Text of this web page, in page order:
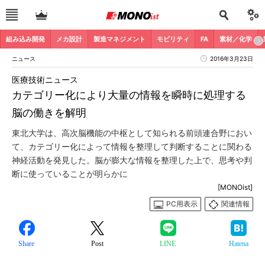
組み込み開発 メカ設計 製造マネジメント モビリティ FA 素材／化学
ニュース 2016年3月23日
カテゴリー化により大量の情報を瞬時に処理する
脳の働きを解明
医療技術ニュース
東北大学は、高次脳機能の中枢として知られる前頭連合野におい
て、カテゴリー化によって情報を整理して判断することに関わる
神経活動を発見した。脳が膨大な情報を整理した上で、思考や判
断に使っていることが明らかに
[MONOist]
PC用表示
関連情報
Share Post LINE Hatena